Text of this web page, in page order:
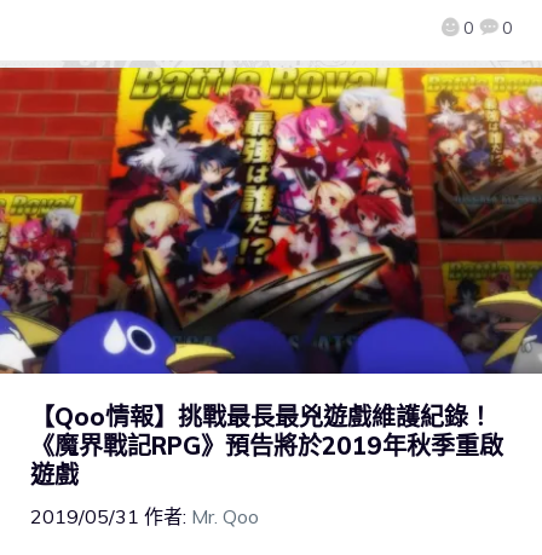
0 0
【Qoo情報】挑戰最長最兇遊戲維護紀錄！
《魔界戰記RPG》預告將於2019年秋季重啟
遊戲
2019/05/31 作者: Mr. Qoo